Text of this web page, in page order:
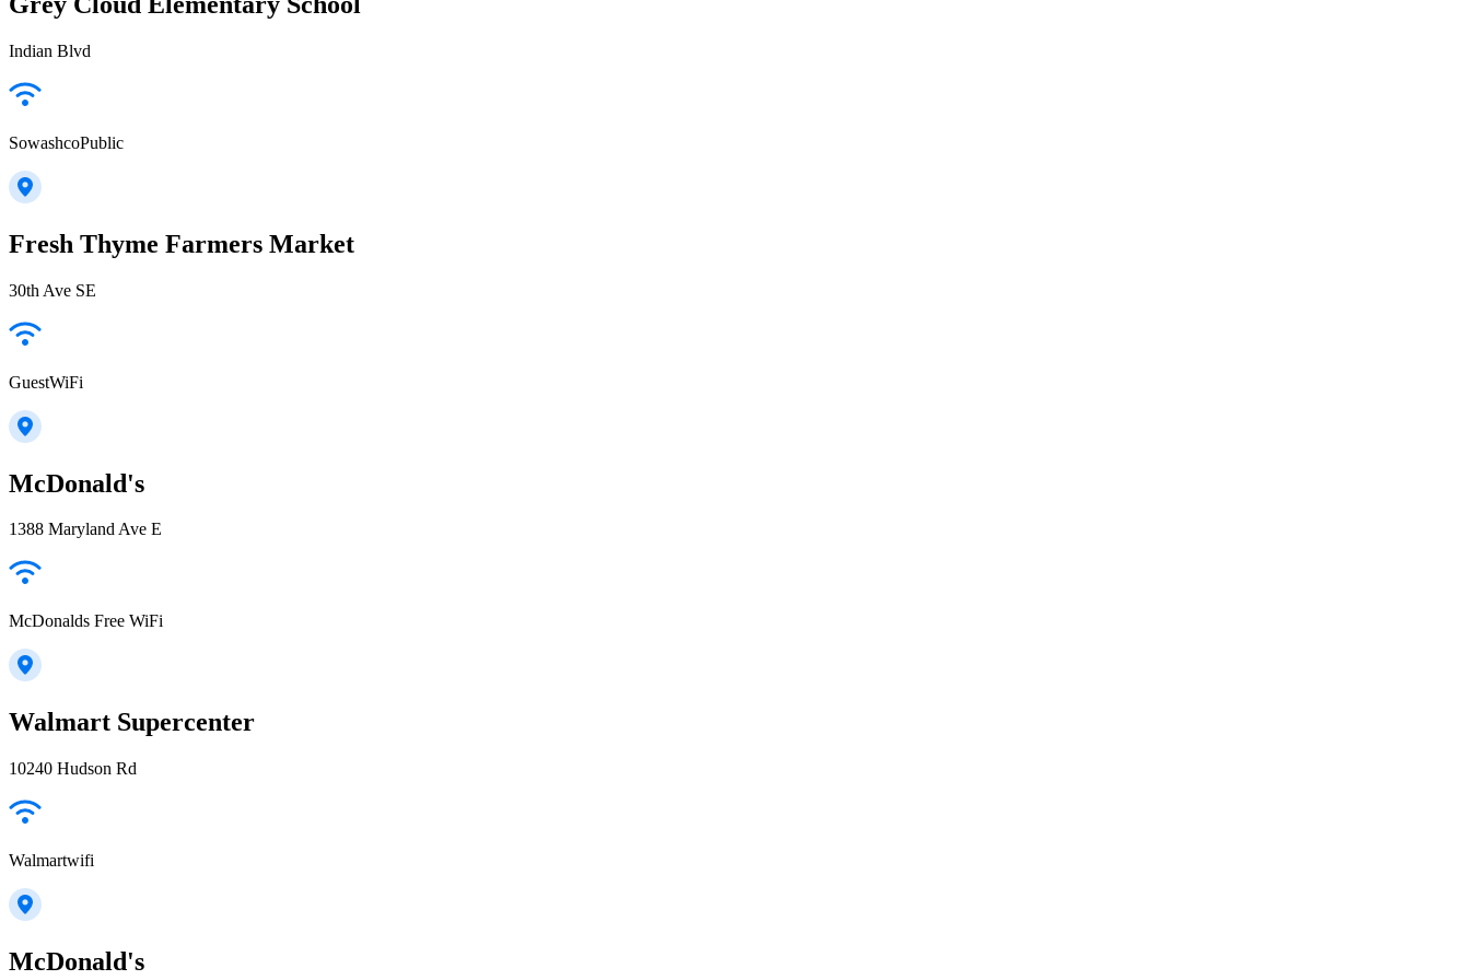
Indian Blvd
SowashcoPublic
Fresh Thyme Farmers Market
30th Ave SE
GuestWiFi
McDonald's
1388 Maryland Ave E
McDonalds Free WiFi
Walmart Supercenter
10240 Hudson Rd
Walmartwifi
McDonald's